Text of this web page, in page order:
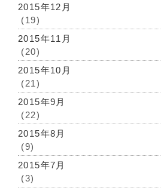
2015年12月
(19)
2015年11月
(20)
2015年10月
(21)
2015年9月
(22)
2015年8月
(9)
2015年7月
(3)